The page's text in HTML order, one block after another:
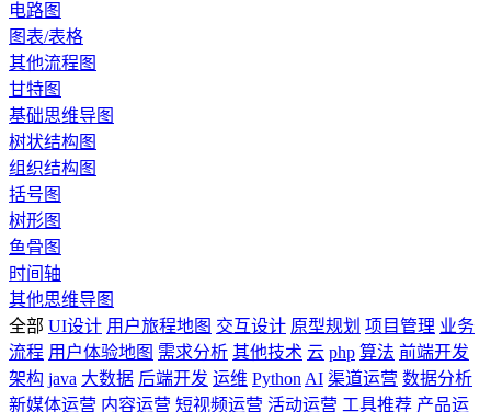
电路图
图表/表格
其他流程图
甘特图
基础思维导图
树状结构图
组织结构图
括号图
树形图
鱼骨图
时间轴
其他思维导图
全部 UI设计 用户旅程地图 交互设计 原型规划 项目管理 业务
流程 用户体验地图 需求分析 其他技术 云 php 算法 前端开发
架构 java 大数据 后端开发 运维 Python AI 渠道运营 数据分析
新媒体运营 内容运营 短视频运营 活动运营 工具推荐 产品运